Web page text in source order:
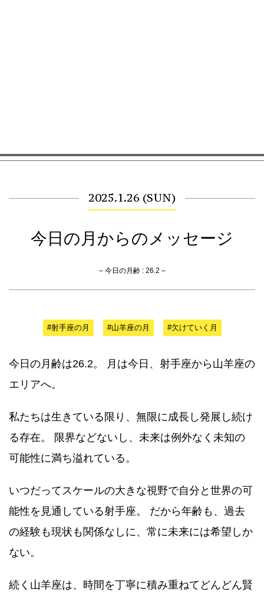
2025.1.26 (SUN)
今日の月からのメッセージ
– 今日の月齢 : 26.2 –
#射手座の月 #山羊座の月 #欠けていく月
今日の月齢は26.2。 月は今日、射手座から山羊座の
エリアへ。
私たちは生きている限り、無限に成長し発展し続け
る存在。 限界などないし、未来は例外なく未知の
可能性に満ち溢れている。
いつだってスケールの大きな視野で自分と世界の可
能性を見通している射手座。 だから年齢も、過去
の経験も現状も関係なしに、常に未来には希望しか
ない。
続く山羊座は、時間を丁寧に積み重ねてどんどん賢